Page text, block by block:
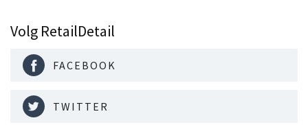
Volg RetailDetail
FACEBOOK
TWITTER